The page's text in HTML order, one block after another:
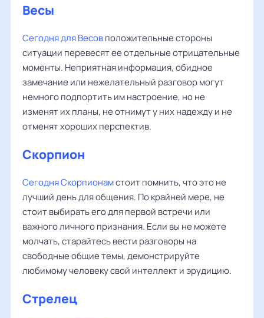
Весы
Сегодня для Весовположительные стороны
ситуации перевесят ее отдельные отрицательные
моменты. Неприятная информация, обидное
замечание или нежелательный разговор могут
немного подпортить им настроение, но не
изменят их планы, не отнимут у них надежду и не
отменят хороших перспектив.
Скорпион
Сегодня Скорпионамстоит помнить, что это не
лучший день для общения. По крайней мере, не
стоит выбирать его для первой встречи или
важного личного признания. Если вы не можете
молчать, старайтесь вести разговоры на
свободные общие темы, демонстрируйте
любимому человеку свой интеллект и эрудицию.
Стрелец